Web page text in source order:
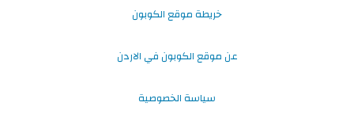
خريطة موقع الكوبون
عن موقع الكوبون في الاردن
سياسة الخصوصية